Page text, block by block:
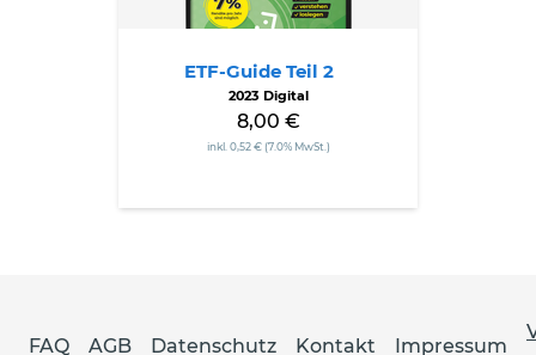
ETF-Guide Teil 2
2023 Digital
8,00 €
inkl. 0,52 € (7.0% MwSt.)
FAQ AGB Datenschutz Kontakt Impressum